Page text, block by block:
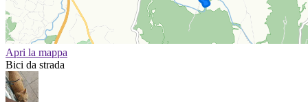
Apri la mappa
Bici da strada